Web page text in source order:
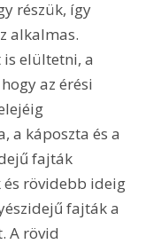
részük, így
alkalmas.
elültetni, a
az érési
a káposzta és a
fajták
rövidebb ideig
fajták a
A rövid